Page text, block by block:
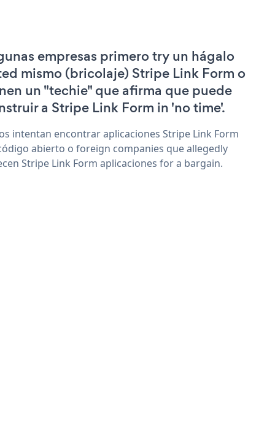
empresas primero try un hágalo
mismo (bricolaje) Stripe Link Form o
un "techie" que afirma que puede
a Stripe Link Form in 'no time'.
intentan encontrar aplicaciones Stripe Link Form
abierto o foreign companies que allegedly
Stripe Link Form aplicaciones for a bargain.